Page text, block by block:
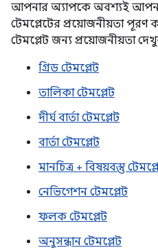
আপনার অ্যাপকে অবশ্যই আপনার
টেমপ্লেটের প্রয়োজনীয়তা পূরণ
টেমপ্লেট জন্য প্রয়োজনীয়তা
গ্রিড টেমপ্লেট
তালিকা টেমপ্লেট
দীর্ঘ বার্তা টেমপ্লেট
বার্তা টেমপ্লেট
মানচিত্র + বিষয়বস্তু
নেভিগেশন টেমপ্লেট
ফলক টেমপ্লেট
অনুসন্ধান টেমপ্লেট